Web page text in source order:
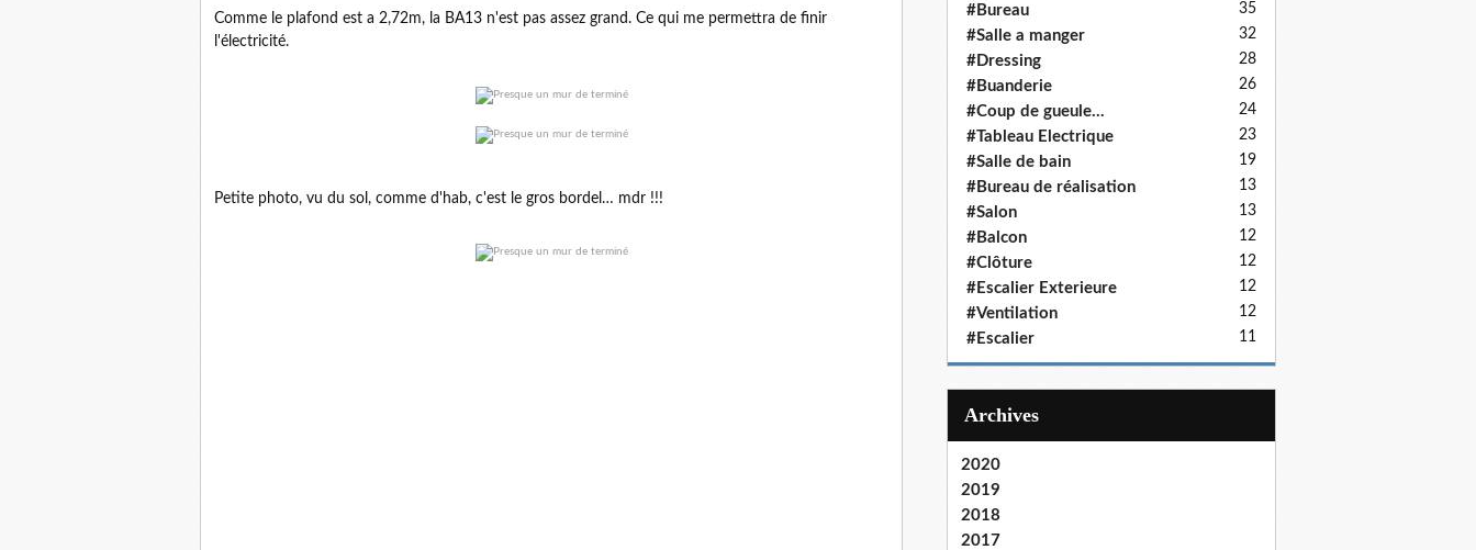
Comme le plafond est a 2,72m, la BA13 n'est pas assez grand. Ce qui me permettra de finir
l'électricité.
Petite photo, vu du sol, comme d'hab, c'est le gros bordel… mdr !!!
#Bureau 35
#Salle a manger 32
#Dressing 28
#Buanderie 26
#Coup de gueule... 24
#Tableau Electrique 23
#Salle de bain 19
#Bureau de réalisation 13
#Salon 13
#Balcon 12
#Clôture 12
#Escalier Exterieure 12
#Ventilation 12
#Escalier 11
Archives
2020
2019
2018
2017